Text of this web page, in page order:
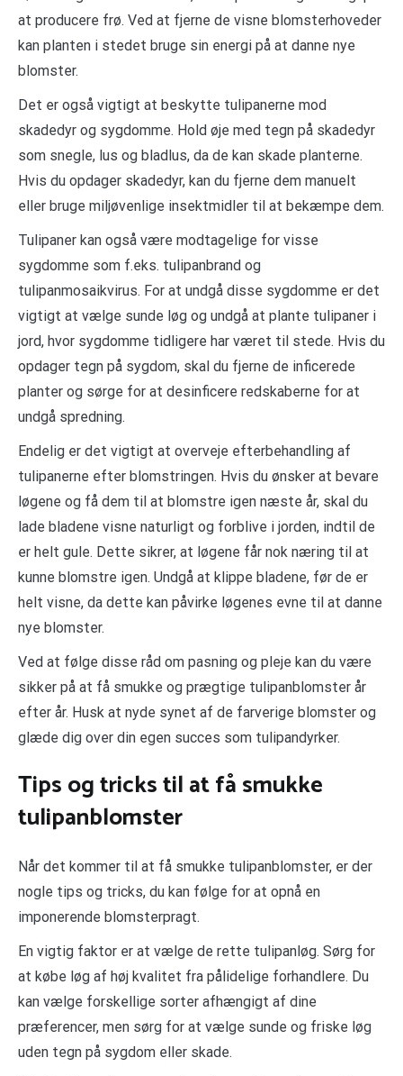
at producere frø. Ved at fjerne de visne blomsterhoveder
kan planten i stedet bruge sin energi på at danne nye
blomster.
Det er også vigtigt at beskytte tulipanerne mod
skadedyr og sygdomme. Hold øje med tegn på skadedyr
som snegle, lus og bladlus, da de kan skade planterne.
Hvis du opdager skadedyr, kan du fjerne dem manuelt
eller bruge miljøvenlige insektmidler til at bekæmpe dem.
Tulipaner kan også være modtagelige for visse
sygdomme som f.eks. tulipanbrand og
tulipanmosaikvirus. For at undgå disse sygdomme er det
vigtigt at vælge sunde løg og undgå at plante tulipaner i
jord, hvor sygdomme tidligere har været til stede. Hvis du
opdager tegn på sygdom, skal du fjerne de inficerede
planter og sørge for at desinficere redskaberne for at
undgå spredning.
Endelig er det vigtigt at overveje efterbehandling af
tulipanerne efter blomstringen. Hvis du ønsker at bevare
løgene og få dem til at blomstre igen næste år, skal du
lade bladene visne naturligt og forblive i jorden, indtil de
er helt gule. Dette sikrer, at løgene får nok næring til at
kunne blomstre igen. Undgå at klippe bladene, før de er
helt visne, da dette kan påvirke løgenes evne til at danne
nye blomster.
Ved at følge disse råd om pasning og pleje kan du være
sikker på at få smukke og prægtige tulipanblomster år
efter år. Husk at nyde synet af de farverige blomster og
glæde dig over din egen succes som tulipandyrker.
Tips og tricks til at få smukke
tulipanblomster
Når det kommer til at få smukke tulipanblomster, er der
nogle tips og tricks, du kan følge for at opnå en
imponerende blomsterpragt.
En vigtig faktor er at vælge de rette tulipanløg. Sørg for
at købe løg af høj kvalitet fra pålidelige forhandlere. Du
kan vælge forskellige sorter afhængigt af dine
præferencer, men sørg for at vælge sunde og friske løg
uden tegn på sygdom eller skade.